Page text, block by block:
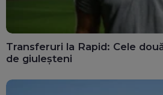
Transferuri la Rapid: Cele
de giuleșteni